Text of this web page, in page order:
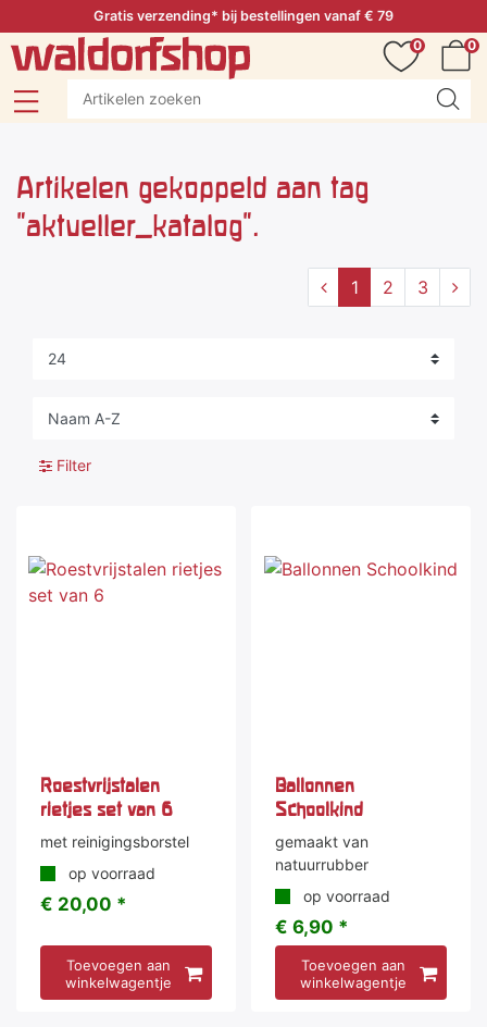
Gratis verzending* bij bestellingen vanaf € 79
0
0
Artikelen gekoppeld aan tag
"aktueller_katalog".
1 2 3
Filter
Roestvrijstalen
rietjes set van 6
met reinigingsborstel
op voorraad
€ 20,00 *
Toevoegen aan
winkelwagentje
Ballonnen
Schoolkind
gemaakt van
natuurrubber
op voorraad
€ 6,90 *
Toevoegen aan
winkelwagentje